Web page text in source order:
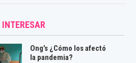
Ong’s ¿Cómo los afectó
la pandemia?